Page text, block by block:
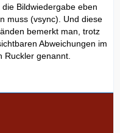
Bildwiedergabe eben
muss (vsync). Und diese
bemerkt man, trotz
Abweichungen im
Ruckler genannt.